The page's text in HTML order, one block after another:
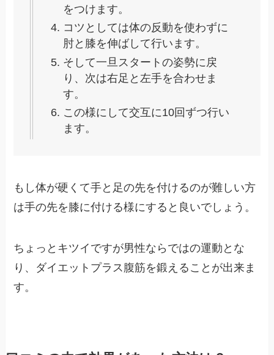
をつけます。
コツとしては体の反動を使わずに
肘と膝を伸ばして行います。
そして一旦スタートの姿勢に戻
り、次は右足と左手を合わせま
す。
この様にして交互に10回ずつ行い
ます。
もし体が硬くて手と足の先を付けるのが難しい方
は手の先を膝に付ける様にすると良いでしょう。
ちょっとキツイですが男性ならではの運動とな
り、ダイエットプラス腹筋を鍛えることが出来ま
す。